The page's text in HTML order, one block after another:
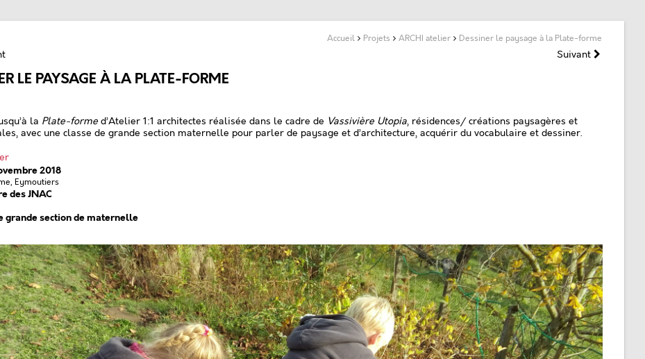
Accueil Projets ARCHI atelier Dessiner le paysage à la Plate-forme
Suivant
LE PAYSAGE À LA PLATE-FORME
la Plate-forme d’Atelier 1:1 architectes réalisée dans le cadre de Vassivière Utopia, résidences/ créations paysagères et
avec une classe de grande section maternelle pour parler de paysage et d’architecture, acquérir du vocabulaire et dessiner.
2018
Eymoutiers
des JNAC
grande section de maternelle